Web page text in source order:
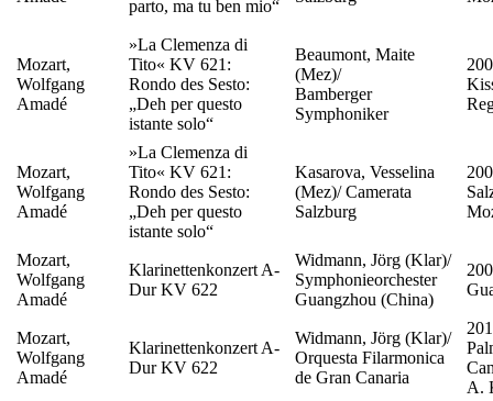
parto, ma tu ben mio“
Mozart,
Wolfgang
Amadé
»La Clemenza di
Tito« KV 621:
Rondo des Sesto:
„Deh per questo
istante solo“
Beaumont, Maite
(Mez)/
Bamberger
Symphoniker
Mozart,
Wolfgang
Amadé
»La Clemenza di
Tito« KV 621:
Rondo des Sesto:
„Deh per questo
istante solo“
Kasarova, Vesselina
(Mez)/ Camerata
Salzburg
Mozart,
Wolfgang
Amadé
Klarinettenkonzert A-
Dur KV 622
Widmann, Jörg (Klar)/
Symphonieorchester
Guangzhou (China)
Mozart,
Wolfgang
Amadé
Klarinettenkonzert A-
Dur KV 622
Widmann, Jörg (Klar)/
Orquesta Filarmonica
de Gran Canaria
A.